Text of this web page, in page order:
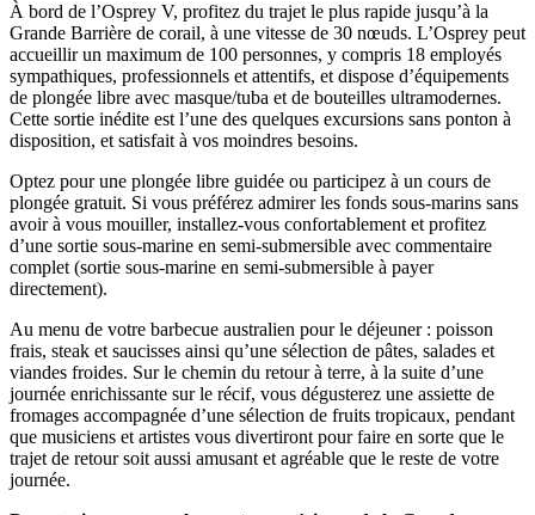
À bord de l’Osprey V, profitez du trajet le plus rapide jusqu’à la
Grande Barrière de corail, à une vitesse de 30 nœuds. L’Osprey peut
accueillir un maximum de 100 personnes, y compris 18 employés
sympathiques, professionnels et attentifs, et dispose d’équipements
de plongée libre avec masque/tuba et de bouteilles ultramodernes.
Cette sortie inédite est l’une des quelques excursions sans ponton à
disposition, et satisfait à vos moindres besoins.
Optez pour une plongée libre guidée ou participez à un cours de
plongée gratuit. Si vous préférez admirer les fonds sous-marins sans
avoir à vous mouiller, installez-vous confortablement et profitez
d’une sortie sous-marine en semi-submersible avec commentaire
complet (sortie sous-marine en semi-submersible à payer
directement).
Au menu de votre barbecue australien pour le déjeuner : poisson
frais, steak et saucisses ainsi qu’une sélection de pâtes, salades et
viandes froides. Sur le chemin du retour à terre, à la suite d’une
journée enrichissante sur le récif, vous dégusterez une assiette de
fromages accompagnée d’une sélection de fruits tropicaux, pendant
que musiciens et artistes vous divertiront pour faire en sorte que le
trajet de retour soit aussi amusant et agréable que le reste de votre
journée.